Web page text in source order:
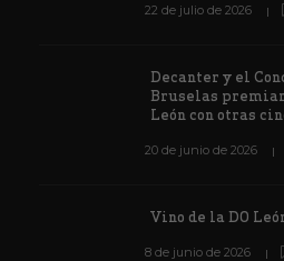
22 de julio de 2026
Decanter y el
Bruselas
León con otras
20 de junio de 2026
Vino de la DO
8 de junio de 2026